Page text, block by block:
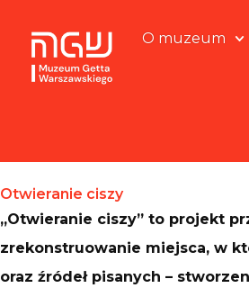
O muzeum
Otwieranie ciszy
„Otwieranie ciszy” to projekt
zrekonstruowanie miejsca, w
oraz źródeł pisanych –